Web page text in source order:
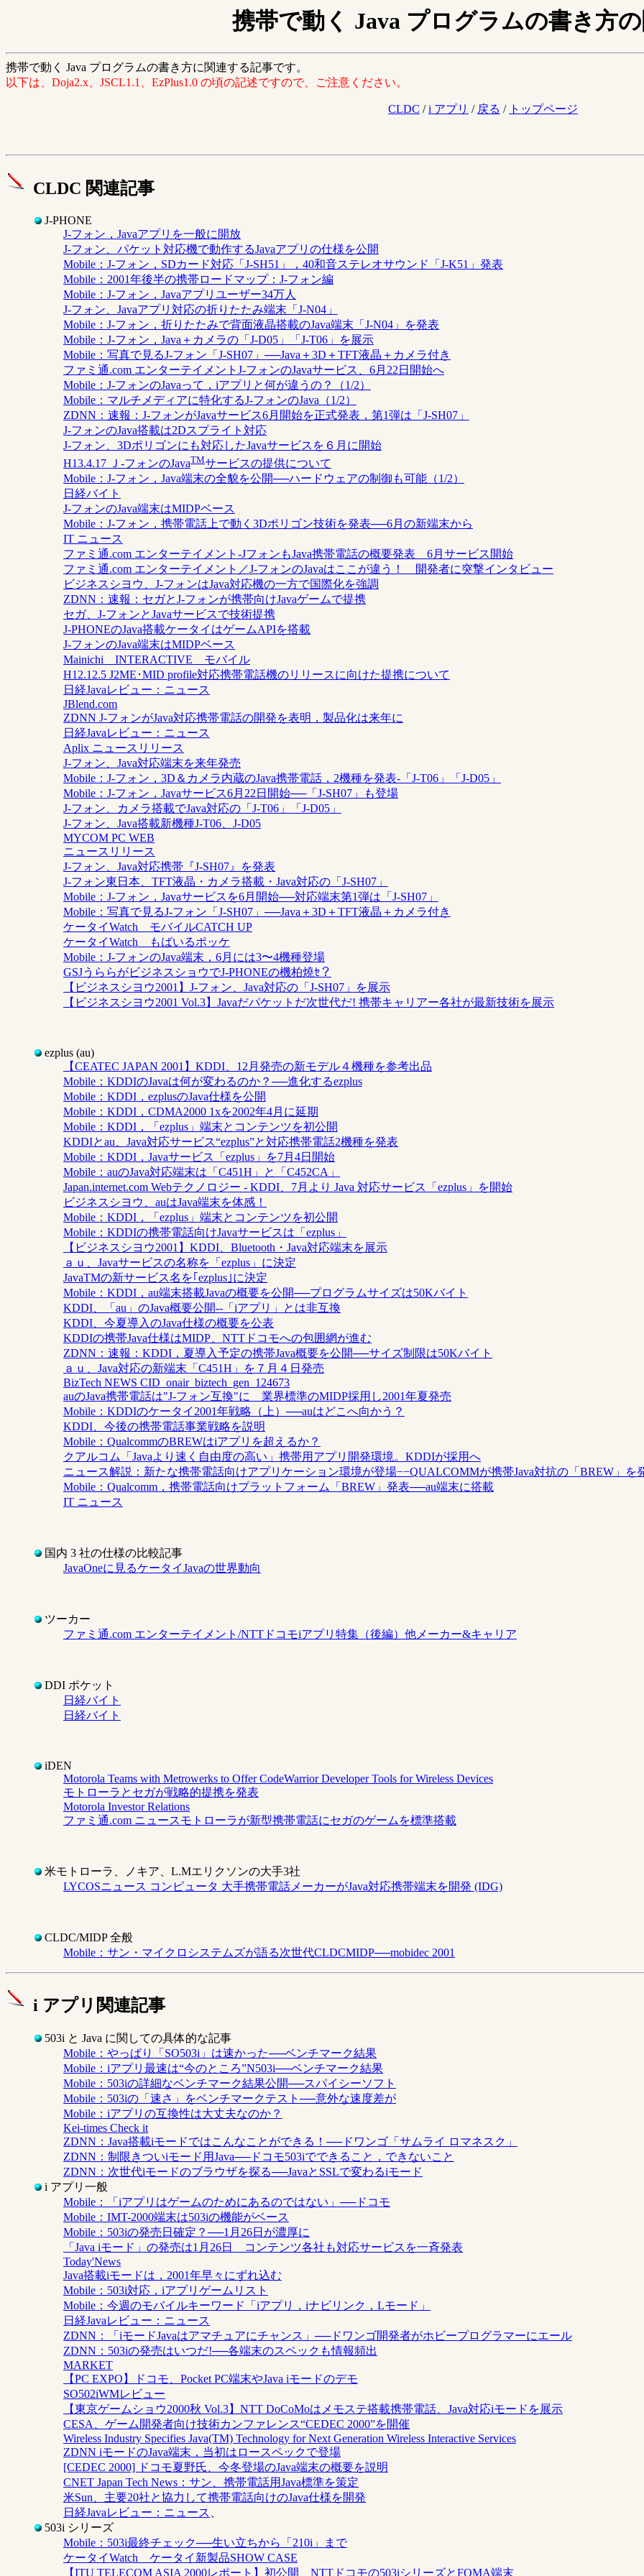
携帯で動く Java プログラムの書き方
携帯で動く Java プログラムの書き方に関連する記事です。
以下は、Doja2.x、JSCL1.1、EzPlus1.0 の頃の記述ですので、ご注意ください。
CLDC /i アプリ / 戻る / トップページ
CLDC 関連記事
J-PHONE
J-フォン，Javaアプリを一般に開放
J-フォン、パケット対応機で動作するJavaアプリの仕様を公開
Mobile：J-フォン，SDカード対応「J-SH51」，40和音ステレオサウンド「J-K51」発表
Mobile：2001年後半の携帯ロードマップ：J-フォン編
Mobile：J-フォン，Javaアプリユーザー34万人
J-フォン、Javaアプリ対応の折りたたみ端末「J-N04」
Mobile：J-フォン，折りたたみで背面液晶搭載のJava端末「J-N04」を発表
Mobile：J-フォン，Java＋カメラの「J-D05」「J-T06」を展示
Mobile：写真で見るJ-フォン「J-SH07」──Java＋3D＋TFT液晶＋カメラ付き
ファミ通.com エンターテイメントJ-フォンのJavaサービス、6月22日開始へ
Mobile：J-フォンのJavaって，iアプリと何が違うの？（1/2）
Mobile：マルチメディアに特化するJ-フォンのJava（1/2）
ZDNN：速報：J-フォンがJavaサービス6月開始を正式発表，第1弾は「J-SH07」
J-フォンのJava搭載は2Dスプライト対応
J-フォン、3Dポリゴンにも対応したJavaサービスを６月に開始
H13.4.17 Ｊ-フォンのJavaTMサービスの提供について
Mobile：J-フォン，Java端末の全貌を公開──ハードウェアの制御も可能（1/2）
日経バイト
J-フォンのJava端末はMIDPベース
Mobile：J-フォン，携帯電話上で動く3Dポリゴン技術を発表──6月の新端末から
IT ニュース
ファミ通.com エンターテイメント-JフォンもJava携帯電話の概要発表 6月サービス開始
ファミ通.com エンターテイメント／J-フォンのJavaはここが違う！ 開発者に突撃インタビュー
ビジネスシヨウ、J-フォンはJava対応機の一方で国際化を強調
ZDNN：速報：セガとJ-フォンが携帯向けJavaゲームで提携
セガ、J-フォンとJavaサービスで技術提携
J-PHONEのJava搭載ケータイはゲームAPIを搭載
J-フォンのJava端末はMIDPベース
Mainichi INTERACTIVE モバイル
H12.12.5 J2ME･MID profile対応携帯電話機のリリースに向けた提携について
日経Javaレビュー：ニュース
JBlend.com
ZDNN J-フォンがJava対応携帯電話の開発を表明，製品化は来年に
日経Javaレビュー：ニュース
Aplix ニュースリリース
J-フォン、Java対応端末を来年発売
Mobile：J-フォン，3D＆カメラ内蔵のJava携帯電話，2機種を発表-「J-T06」「J-D05」
Mobile：J-フォン，Javaサービス6月22日開始──「J-SH07」も登場
J-フォン、カメラ搭載でJava対応の「J-T06」「J-D05」
J-フォン、Java搭載新機種J-T06、J-D05
MYCOM PC WEB
ニュースリリース
J-フォン、Java対応携帯『J-SH07』を発表
J-フォン東日本、TFT液晶・カメラ搭載・Java対応の「J-SH07」
Mobile：J-フォン，Javaサービスを6月開始──対応端末第1弾は「J-SH07」
Mobile：写真で見るJ-フォン「J-SH07」──Java＋3D＋TFT液晶＋カメラ付き
ケータイWatch モバイルCATCH UP
ケータイWatch もばいるポッケ
Mobile：J-フォンのJava端末，6月には3〜4機種登場
GSJうららがビジネスショウでJ-PHONEの機柏燒ｾ？
【ビジネスシヨウ2001】J-フォン、Java対応の「J-SH07」を展示
【ビジネスシヨウ2001 Vol.3】Javaだパケットだ次世代だ! 携帯キャリアー各社が最新技術を展示
ezplus (au)
【CEATEC JAPAN 2001】KDDI、12月発売の新モデル４機種を参考出品
Mobile：KDDIのJavaは何が変わるのか？──進化するezplus
Mobile：KDDI，ezplusのJava仕様を公開
Mobile：KDDI，CDMA2000 1xを2002年4月に延期
Mobile：KDDI，「ezplus」端末とコンテンツを初公開
KDDIとau、Java対応サービス“ezplus”と対応携帯電話2機種を発表
Mobile：KDDI，Javaサービス「ezplus」を7月4日開始
Mobile：auのJava対応端末は「C451H」と「C452CA」
Japan.internet.com Webテクノロジー - KDDI、7月より Java 対応サービス「ezplus」を開始
ビジネスシヨウ、auはJava端末を体感！
Mobile：KDDI，「ezplus」端末とコンテンツを初公開
Mobile：KDDIの携帯電話向けJavaサービスは「ezplus」
【ビジネスシヨウ2001】KDDI、Bluetooth・Java対応端末を展示
ａｕ、Javaサービスの名称を「ezplus」に決定
JavaTMの新サービス名を｢ezplus｣に決定
Mobile：KDDI，au端末搭載Javaの概要を公開──プログラムサイズは50Kバイト
KDDI、「au」のJava概要公開--「iアプリ」とは非互換
KDDI、今夏導入のJava仕様の概要を公表
KDDIの携帯Java仕様はMIDP、NTTドコモへの包囲網が進む
ZDNN：速報：KDDI，夏導入予定の携帯Java概要を公開──サイズ制限は50Kバイト
ａｕ、Java対応の新端末「C451H」を７月４日発売
BizTech NEWS CID_onair_biztech_gen_124673
auのJava携帯電話は"J-フォン互換"に 業界標準のMIDP採用し2001年夏発売
Mobile：KDDIのケータイ2001年戦略（上）──auはどこへ向かう？
KDDI、今後の携帯電話事業戦略を説明
Mobile：QualcommのBREWはiアプリを超えるか？
クアルコム「Javaより速く自由度の高い」携帯用アプリ開発環境。KDDIが採用へ
ニュース解説：新たな携帯電話向けアプリケーション環境が登場−−QUALCOMMが携帯Java対抗の「BREW」を
Mobile：Qualcomm，携帯電話向けプラットフォーム「BREW」発表──au端末に搭載
IT ニュース
国内 3 社の仕様の比較記事
JavaOneに見るケータイJavaの世界動向
ツーカー
ファミ通.com エンターテイメント/NTTドコモiアプリ特集（後編）他メーカー&キャリア
DDI ポケット
日経バイト
日経バイト
iDEN
Motorola Teams with Metrowerks to Offer CodeWarrior Developer Tools for Wireless Devices
モトローラとセガが戦略的提携を発表
Motorola Investor Relations
ファミ通.com ニュースモトローラが新型携帯電話にセガのゲームを標準搭載
米モトローラ、ノキア、L.Mエリクソンの大手3社
LYCOSニュース コンピュータ 大手携帯電話メーカーがJava対応携帯端末を開発 (IDG)
CLDC/MIDP 全般
Mobile：サン・マイクロシステムズが語る次世代CLDCMIDP──mobidec 2001
i アプリ関連記事
503i と Java に関しての具体的な記事
Mobile：やっぱり「SO503i」は速かった──ベンチマーク結果
Mobile：iアプリ最速は“今のところ”N503i──ベンチマーク結果
Mobile：503iの詳細なベンチマーク結果公開──スパイシーソフト
Mobile：503iの「速さ」をベンチマークテスト──意外な速度差が
Mobile：iアプリの互換性は大丈夫なのか？
Kei-times Check it
ZDNN：Java搭載iモードではこんなことができる！──ドワンゴ「サムライ ロマネスク」
ZDNN：制限きついiモード用Java──ドコモ503iでできること，できないこと
ZDNN：次世代iモードのブラウザを探る──JavaとSSLで変わるiモード
i アプリ一般
Mobile：「iアプリはゲームのためにあるのではない」──ドコモ
Mobile：IMT-2000端末は503iの機能がベース
Mobile：503iの発売日確定？──1月26日が濃厚に
「Java iモード」の発売は1月26日 コンテンツ各社も対応サービスを一斉発表
Today'News
Java搭載iモードは，2001年早々にずれ込む
Mobile：503i対応，iアプリゲームリスト
Mobile：今週のモバイルキーワード「iアプリ，iナビリンク，Lモード」
日経Javaレビュー：ニュース
ZDNN：「iモードJavaはアマチュアにチャンス」──ドワンゴ開発者がホビープログラマーにエール
ZDNN：503iの発売はいつだ!──各端末のスペックも情報頻出
MARKET
【PC EXPO】ドコモ、Pocket PC端末やJava iモードのデモ
SO502iWMレビュー
【東京ゲームショウ2000秋 Vol.3】NTT DoCoMoはメモステ搭載携帯電話、Java対応iモードを展示
CESA、ゲーム開発者向け技術カンファレンス“CEDEC 2000”を開催
Wireless Industry Specifies Java(TM) Technology for Next Generation Wireless Interactive Services
ZDNN iモードのJava端末，当初はロースペックで登場
[CEDEC 2000] ドコモ夏野氏、今冬登場のJava端末の概要を説明
CNET Japan Tech News：サン、携帯電話用Java標準を策定
米Sun、主要20社と協力して携帯電話向けのJava仕様を開発
日経Javaレビュー：ニュース
503i シリーズ
Mobile：503i最終チェック──生い立ちから「210i」まで
ケータイWatch ケータイ新製品SHOW CASE
【ITU TELECOM ASIA 2000レポート】初公開、NTTドコモの503iシリーズとFOMA端末